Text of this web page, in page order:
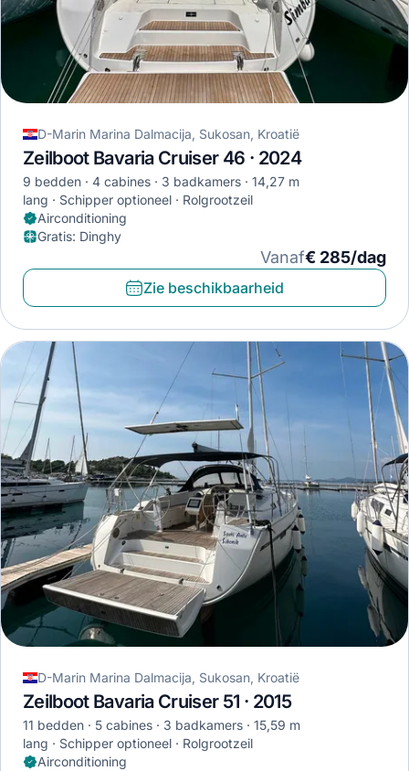
D-Marin Marina Dalmacija, Sukosan, Kroatië
Zeilboot Bavaria Cruiser 46 · 2024
9 bedden 4 cabines 3 badkamers
14,27 m
lang
Schipper optioneel
Rolgrootzeil
Airconditioning
Gratis: Dinghy
Vanaf€ 285/dag
Zie beschikbaarheid
D-Marin Marina Dalmacija, Sukosan, Kroatië
Zeilboot Bavaria Cruiser 51 · 2015
11 bedden 5 cabines 3 badkamers
15,59 m
lang
Schipper optioneel
Rolgrootzeil
Airconditioning